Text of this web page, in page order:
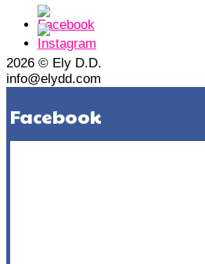
2026 © Ely D.D.
info@elydd.com
Facebook